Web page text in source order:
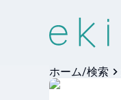
ホーム/検索